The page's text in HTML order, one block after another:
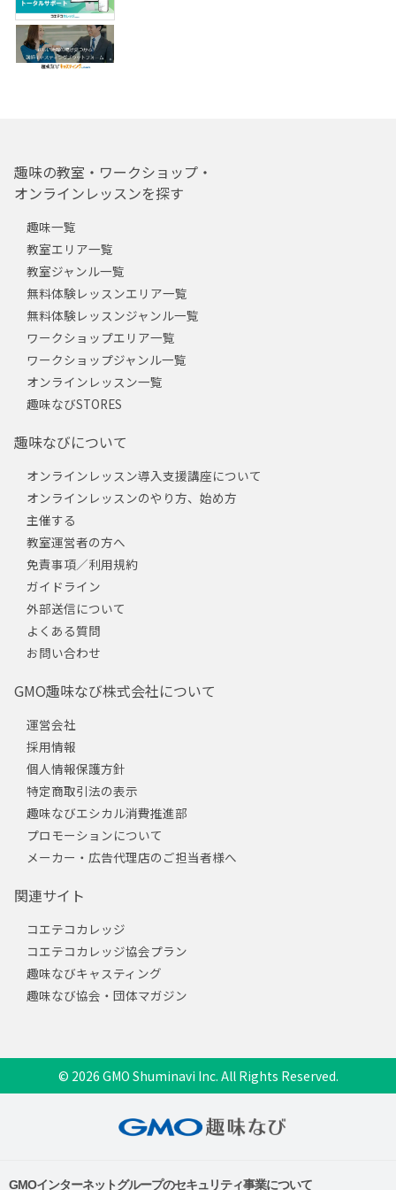
趣味の教室・ワークショップ・
オンラインレッスンを探す
趣味一覧
教室エリア一覧
教室ジャンル一覧
無料体験レッスンエリア一覧
無料体験レッスンジャンル一覧
ワークショップエリア一覧
ワークショップジャンル一覧
オンラインレッスン一覧
趣味なびSTORES
趣味なびについて
オンラインレッスン導入支援講座について
オンラインレッスンのやり方、始め方
主催する
教室運営者の方へ
免責事項／利用規約
ガイドライン
外部送信について
よくある質問
お問い合わせ
GMO趣味なび株式会社について
運営会社
採用情報
個人情報保護方針
特定商取引法の表示
趣味なびエシカル消費推進部
プロモーションについて
メーカー・広告代理店のご担当者様へ
関連サイト
コエテコカレッジ
コエテコカレッジ協会プラン
趣味なびキャスティング
趣味なび協会・団体マガジン
© 2026 GMO Shuminavi Inc. All Rights Reserved.